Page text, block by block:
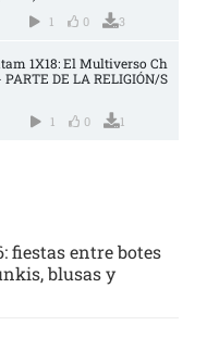
1 0 3
1X18: El Multiverso Ch
DE LA RELIGIÓN/S
1 0 1
fiestas entre botes
blusas y